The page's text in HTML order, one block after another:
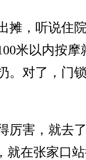
摊，听说住
米以内按
。对了，门
厉害，就去
就在张家口